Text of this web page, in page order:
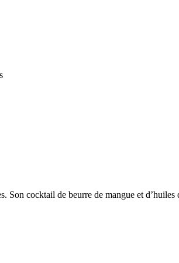
Son cocktail de beurre de mangue et d’huiles